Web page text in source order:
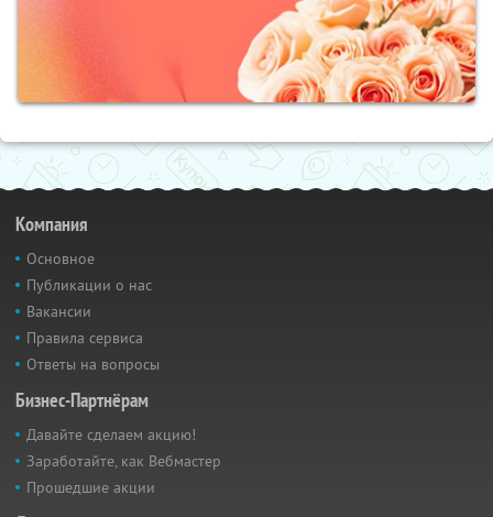
Компания
Основное
Публикации о нас
Вакансии
Правила сервиса
Ответы на вопросы
Бизнес-Партнёрам
Давайте сделаем акцию!
Заработайте, как Вебмастер
Прошедшие акции